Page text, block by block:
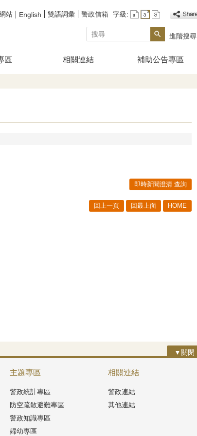
站 English 雙語詞彙 警政信箱 字級:
搜尋
進階搜尋
區 相關連結 補助公告專區
即時新聞澄清 查詢
回上一頁 回最上面 HOME
▼關閉
主題專區
警政統計專區
防空疏散避難專區
警政知識專區
婦幼專區
相關連結
警政連結
其他連結